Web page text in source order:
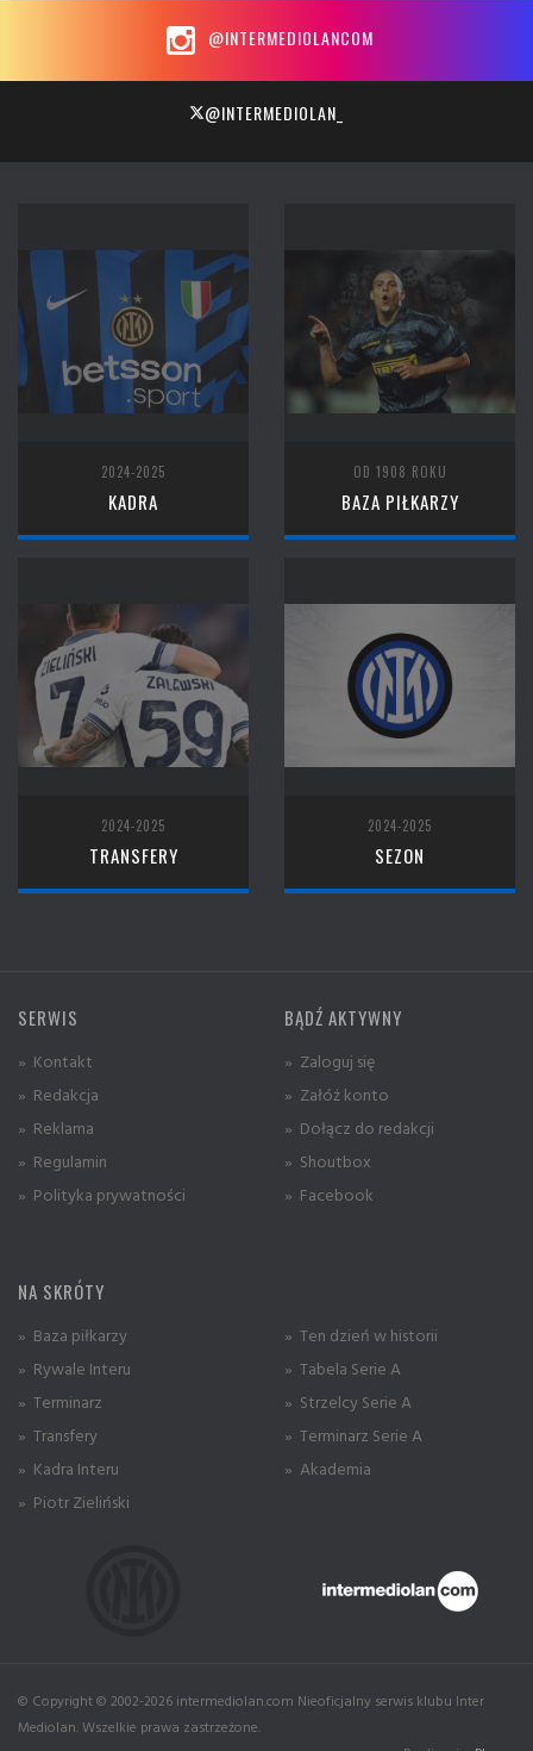
@INTERMEDIOLANCOM
@INTERMEDIOLAN_
2024-2025
KADRA
OD 1908 ROKU
BAZA PIŁKARZY
2024-2025
TRANSFERY
2024-2025
SEZON
SERWIS
» Kontakt
» Redakcja
» Reklama
» Regulamin
» Polityka prywatności
BĄDŹ AKTYWNY
» Zaloguj się
» Załóż konto
» Dołącz do redakcji
» Shoutbox
» Facebook
NA SKRÓTY
» Baza piłkarzy
» Rywale Interu
» Terminarz
» Transfery
» Kadra Interu
» Piotr Zieliński
» Ten dzień w historii
» Tabela Serie A
» Strzelcy Serie A
» Terminarz Serie A
» Akademia
© Copyright © 2002-2026 intermediolan.com Nieoficjalny serwis klubu Inter
Mediolan. Wszelkie prawa zastrzeżone.